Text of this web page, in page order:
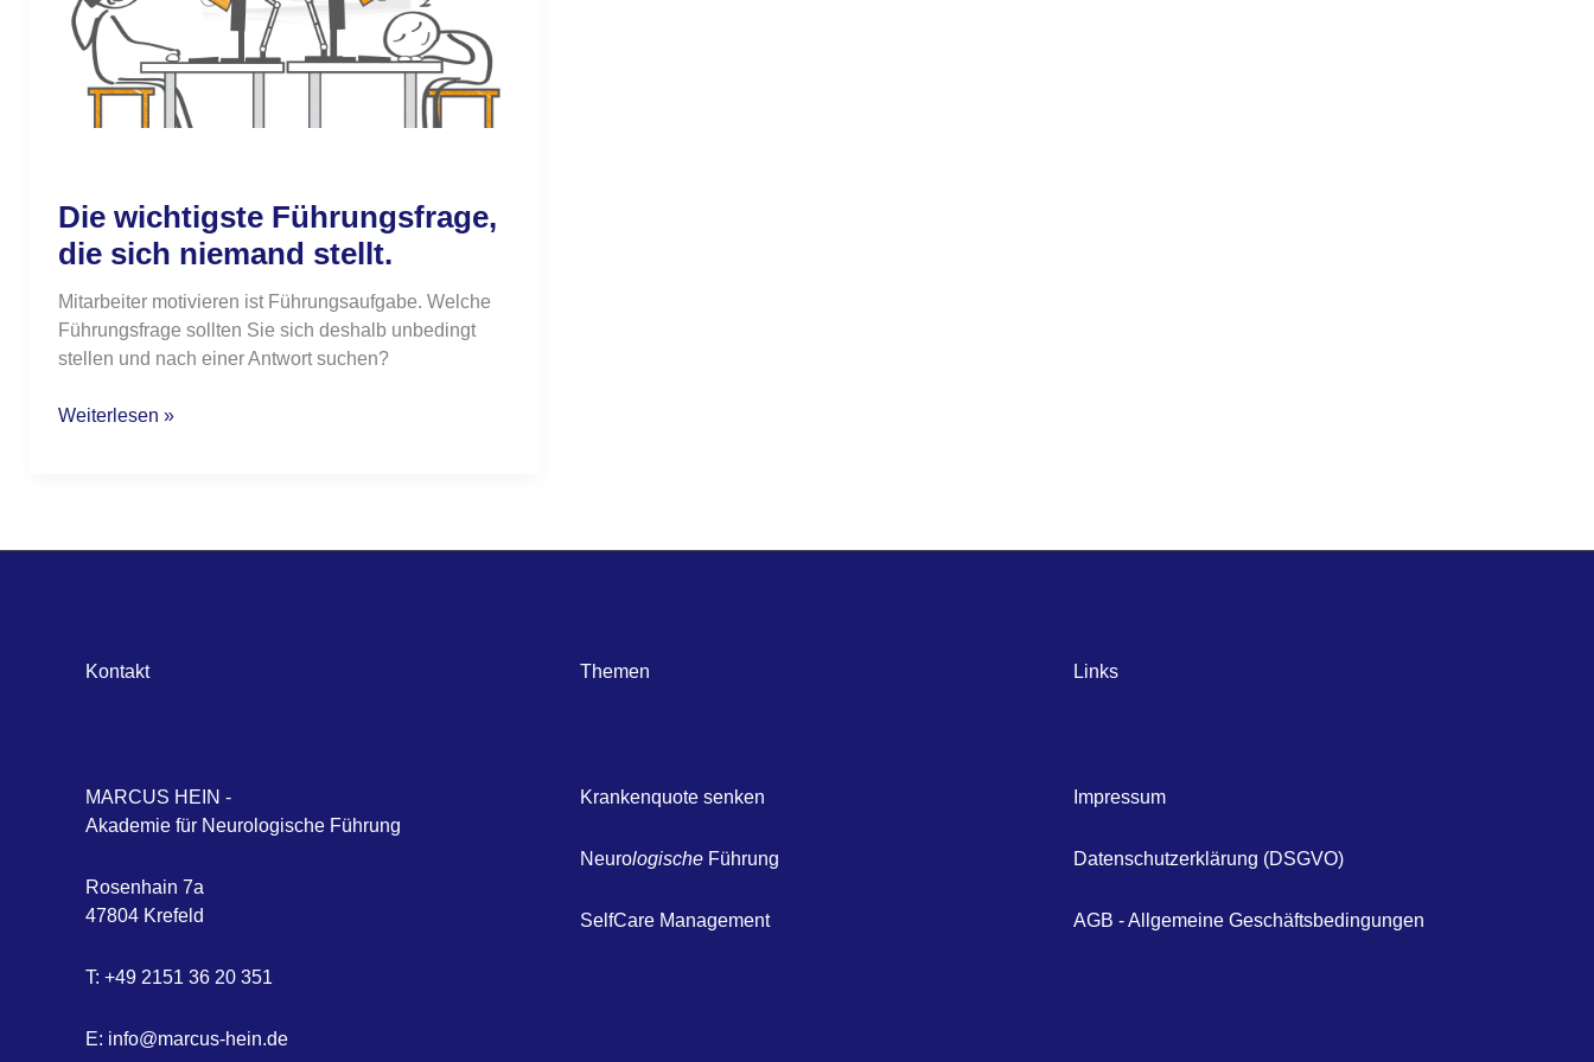
Die wichtigste Führungsfrage,
die sich niemand stellt.
Mitarbeiter motivieren ist Führungsaufgabe. Welche
Führungsfrage sollten Sie sich deshalb unbedingt
stellen und nach einer Antwort suchen?
niemand
stellt.
Weiterlesen »
Kontakt
MARCUS HEIN -
Akademie für Neurologische Führung
Rosenhain 7a
47804 Krefeld
T: +49 2151 36 20 351
E: info@marcus-hein.de
Themen
Krankenquote senken
NeurologischeFührung
SelfCare Management
Links
Impressum
Datenschutzerklärung (DSGVO)
AGB - Allgemeine Geschäftsbedingungen